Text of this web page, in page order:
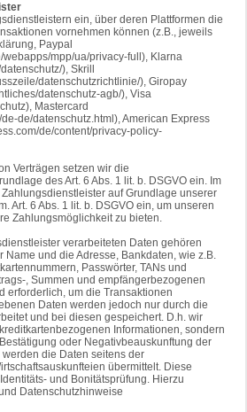
ein, über deren Plattformen die
vornehmen können (z.B., jeweils
Paypal
webapps/mpp/ua/privacy-full), Klarna
), Skrill
datenschutzrichtlinie/), Giropay
datenschutz-agb/), Visa
Mastercard
de/datenschutz.html), American Express
de/content/privacy-policy-
Verträgen setzen wir die
des Art. 6 Abs. 1 lit. b. DSGVO ein. Im
auf Grundlage unserer
Art. 6 Abs. 1 lit. b. DSGVO ein, um unseren
Zahlungsmöglichkeit zu bieten.
verarbeiteten Daten gehören
Name und die Adresse, Bankdaten, wie z.B.
Passwörter, TANs und
, Summen und empfängerbezogenen
erforderlich, um die Transaktionen
Daten werden jedoch nur durch die
und bei diesen gespeichert. D.h. wir
Informationen, sondern
oder Negativbeauskunftung der
die Daten seitens der
übermittelt. Diese
und Bonitätsprüfung. Hierzu
Datenschutzhinweise